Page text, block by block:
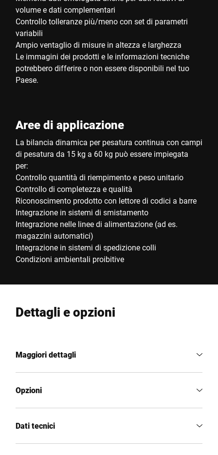
volume e dati complementari
Controllo tolleranze più/meno con set di parametri
variabili
Ampio ventaglio di misure in altezza e larghezza
Le immagini dei prodotti e le informazioni tecniche
potrebbero differire o non essere disponibili nel tuo
Paese.
Aree di applicazione
La bilancia dinamica per pesatura continua con campi
di pesatura da 15 kg a 60 kg può essere impiegata
per:
Controllo quantità di riempimento e peso unitario
Controllo di completezza e qualità
Riconoscimento prodotto con lettore di codici a barre
Integrazione in sistemi di smistamento
Integrazione nelle linee di alimentazione (ad es.
magazzini automatici)
Integrazione in sistemi di spedizione colli
Condizioni ambientali proibitive
Dettagli e opzioni
Maggiori dettagli
Opzioni
Dati tecnici